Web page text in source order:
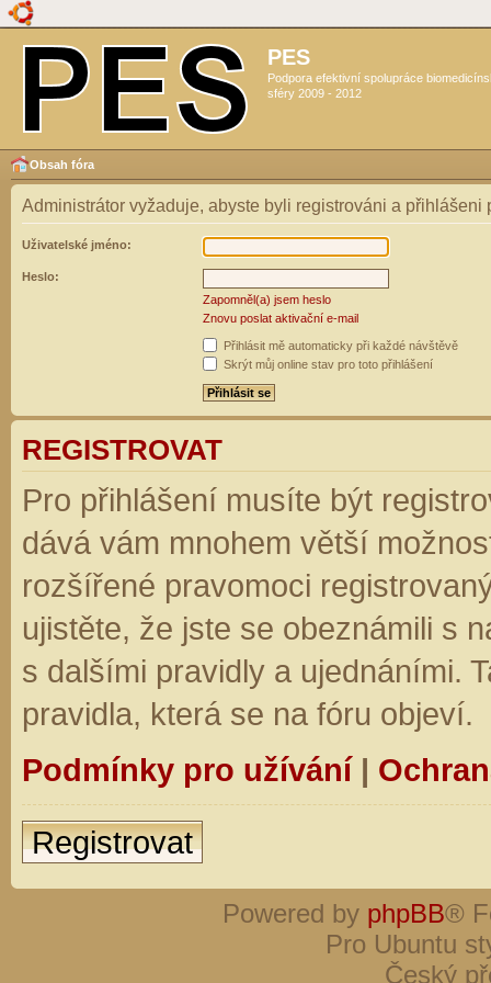
PES
Podpora efektivní spolupráce
sféry 2009 - 2012
Obsah fóra
Administrátor vyžaduje, abyste byli registrováni a přihlášeni
Uživatelské jméno:
Heslo:
Zapomněl(a) jsem heslo
Znovu poslat aktivační e-mail
Přihlásit mě automaticky při každé návštěvě
Skrýt můj online stav pro toto přihlášení
REGISTROVAT
Pro přihlášení musíte být
dává vám mnohem větší
rozšířené pravomoci
ujistěte, že jste se obeznámili s
s dalšími pravidly a ujednáními.
pravidla, která se na fóru objeví.
Podmínky pro užívání|
Registrovat
Powered by phpBB®
Pro Ubuntu
Český